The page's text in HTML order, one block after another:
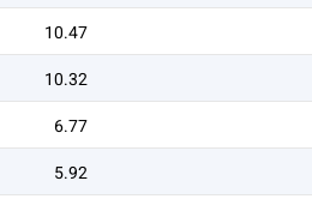
10.47
10.32
6.77
5.92